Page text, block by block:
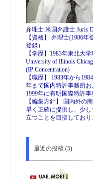
弁理士 米国弁護士 Juris
【資格】 弁理士(1986
登録）
【学歴】1983年東北大
University of Illinois
(IP Concentration)
【職歴】 1983年から
年まで国内特許事務所お
1999年に有明国際特許
【編集方針】 国内外の
早く正確に提供し、少
立つことを目指しており
最近の投稿 (5)